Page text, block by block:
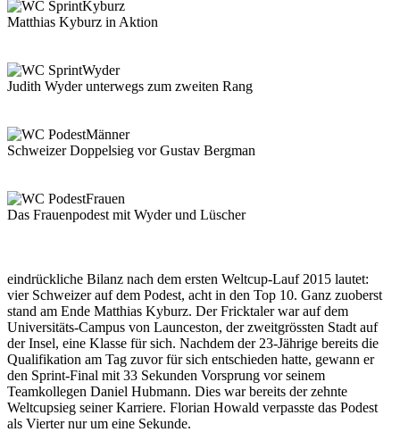
Matthias Kyburz in Aktion
Judith Wyder unterwegs zum zweiten Rang
Schweizer Doppelsieg vor Gustav Bergman
Das Frauenpodest mit Wyder und Lüscher
eindrückliche Bilanz nach dem ersten Weltcup-Lauf 2015 lautet:
vier Schweizer auf dem Podest, acht in den Top 10. Ganz zuoberst
stand am Ende Matthias Kyburz. Der Fricktaler war auf dem
Universitäts-Campus von Launceston, der zweitgrössten Stadt auf
der Insel, eine Klasse für sich. Nachdem der 23-Jährige bereits die
Qualifikation am Tag zuvor für sich entschieden hatte, gewann er
den Sprint-Final mit 33 Sekunden Vorsprung vor seinem
Teamkollegen Daniel Hubmann. Dies war bereits der zehnte
Weltcupsieg seiner Karriere. Florian Howald verpasste das Podest
als Vierter nur um eine Sekunde.